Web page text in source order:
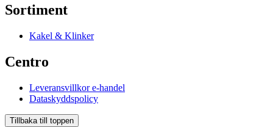
Sortiment
Kakel & Klinker
Centro
Leveransvillkor e-handel
Dataskyddspolicy
Tillbaka till toppen